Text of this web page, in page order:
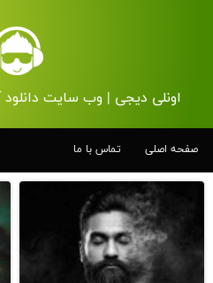
اونلی دیجی | وب سایت
صفحه اصلی تماس با ما